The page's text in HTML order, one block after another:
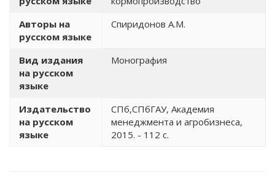
Авторы на
русском языке
Спиридонов А.М.
Вид издания
на русском
языке
Монография
Издательство
на русском
языке
СПб,СПбГАУ, Академия
менеджмента и агробизнеса,
2015. - 112 с.